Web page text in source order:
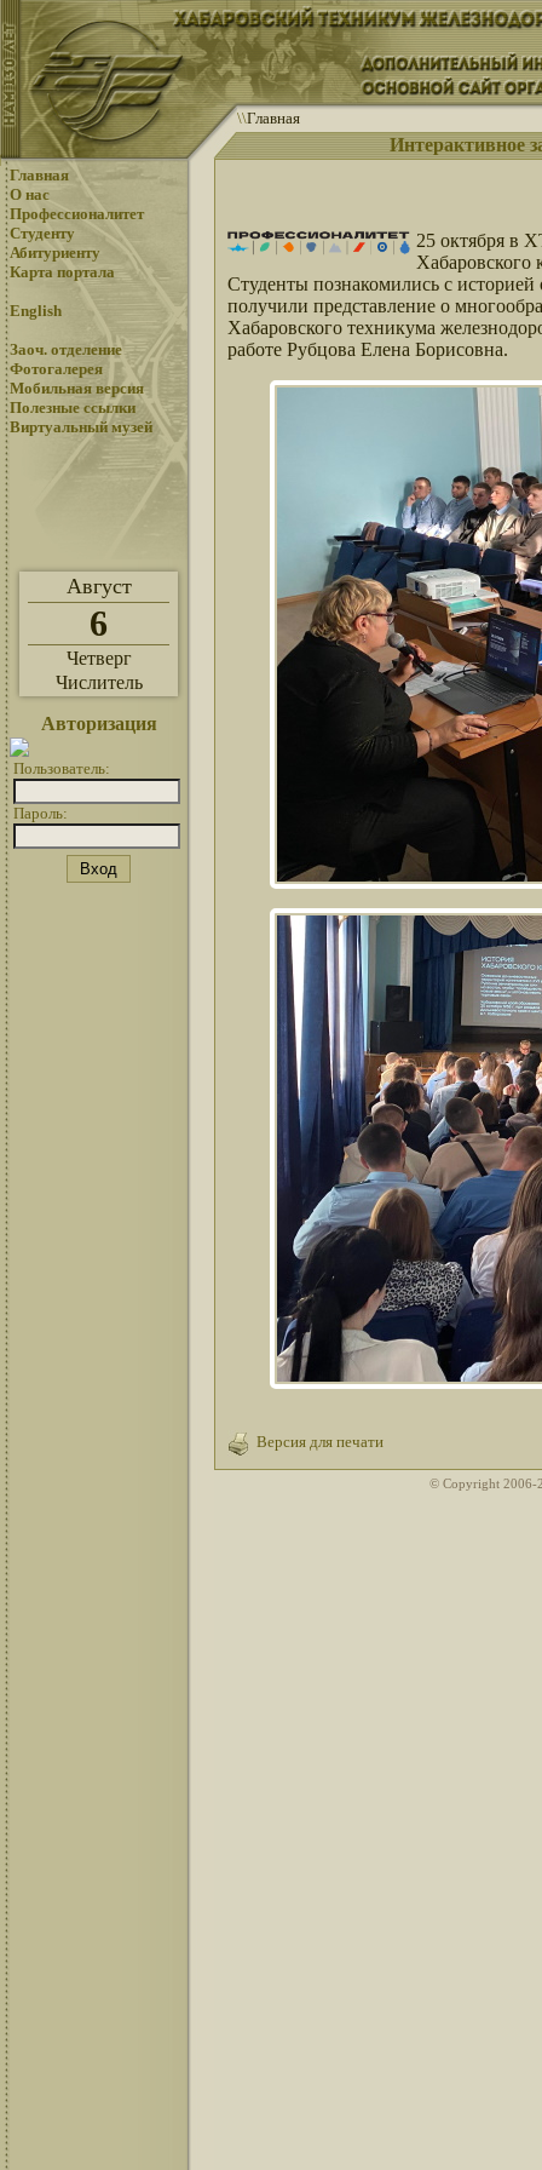
\\Главная
Интерактивное
Главная
О нас
Профессионалитет
Студенту
Абитуриенту
Карта портала
English
Заоч. отделение
Фотогалерея
Мобильная версия
Полезные ссылки
Виртуальный музей
Август
6
Четверг
Числитель
Авторизация
Пользователь:
Пароль:
25 октября в
Хабаровского
Студенты познакомились с историей
получили представление о
Хабаровского техникума
работе Рубцова Елена Борисовна.
Версия для печати
© Copyright 2006-